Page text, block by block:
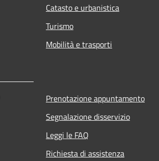
Catasto e urbanistica
Turismo
Mobilità e trasporti
Prenotazione appuntamento
Segnalazione disservizio
Leggi le FAQ
Richiesta di assistenza